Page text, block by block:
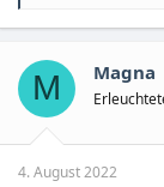
t
i
o
n
:
M Magna
4. August 2022